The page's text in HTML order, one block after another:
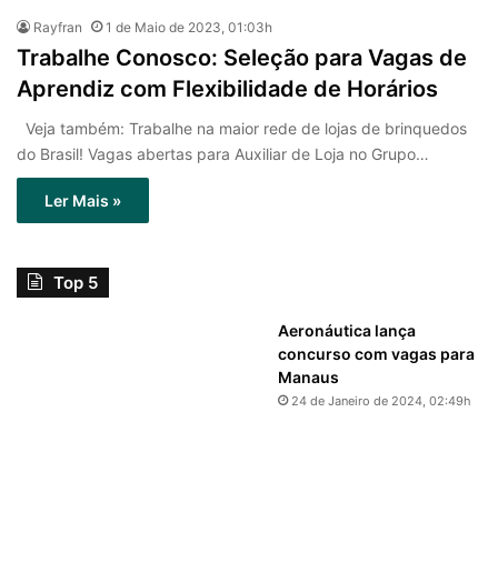
Rayfran 1 de Maio de 2023, 01:03h
Trabalhe Conosco: Seleção para Vagas de
Aprendiz com Flexibilidade de Horários
Veja também: Trabalhe na maior rede de lojas de brinquedos
do Brasil! Vagas abertas para Auxiliar de Loja no Grupo…
Ler Mais »
Top 5
Aeronáutica lança
concurso com vagas para
Manaus
24 de Janeiro de 2024, 02:49h